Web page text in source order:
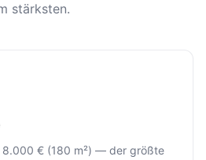
stärksten.
8.000 € (180 m²) — der größte